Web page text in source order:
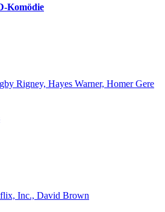
Komödie
Rigney, Hayes Warner, Homer Gere
Inc., David Brown